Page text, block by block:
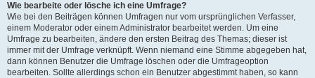
Wie bearbeite oder lösche ich eine Umfrage?
Wie bei den Beiträgen können Umfragen nur vom ursprünglichen Verfasser,
einem Moderator oder einem Administrator bearbeitet werden. Um eine
Umfrage zu bearbeiten, ändere den ersten Beitrag des Themas; dieser ist
immer mit der Umfrage verknüpft. Wenn niemand eine Stimme abgegeben hat,
dann können Benutzer die Umfrage löschen oder die Umfrageoption
bearbeiten. Sollte allerdings schon ein Benutzer abgestimmt haben, so kann